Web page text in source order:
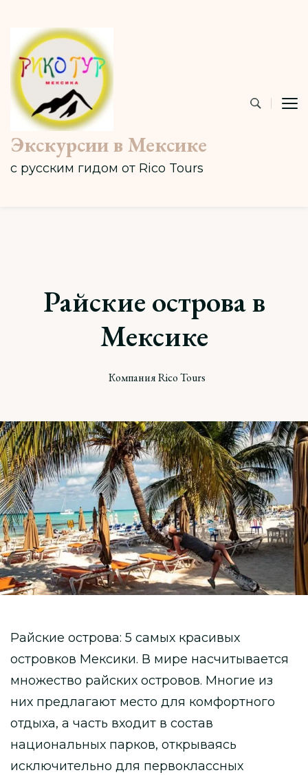
Экскурсии в Мексике
с русским гидом от Rico Tours
Райские острова в
Мексике
Компания Rico Tours
Райские острова: 5 самых красивых
островков Мексики. В мире насчитывается
множество райских островов. Многие из
них предлагают место для комфортного
отдыха, а часть входит в состав
национальных парков, открываясь
исключительно для первоклассных